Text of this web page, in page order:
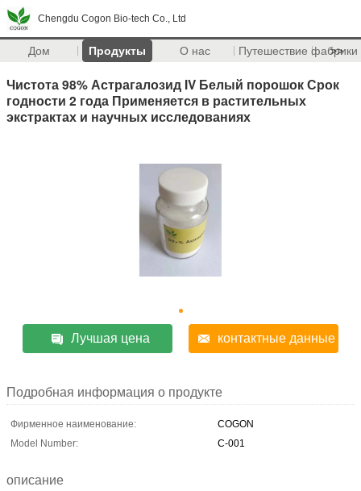
Chengdu Cogon Bio-tech Co., Ltd
Дом Продукты О нас Путешествие фабрики
>>
Чистота 98% Астрагалозид IV Белый порошок Срок
годности 2 года Применяется в растительных
экстрактах и научных исследованиях
Лучшая цена контактные данные
Подробная информация о продукте
Фирменное наименование:
COGON
Model Number:
C-001
описание